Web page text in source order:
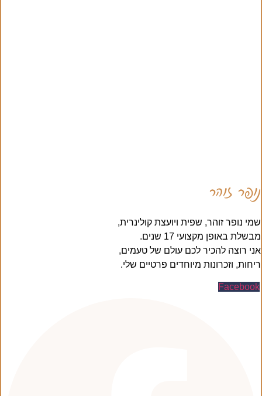
נופר זוהר
שמי נופר זוהר, שפית ויועצת קולינרית,
מבשלת באופן מקצועי 17 שנים.
אני רוצה להכיר לכם עולם של טעמים,
ריחות, וזכרונות מיוחדים פרטיים שלי.
Facebook